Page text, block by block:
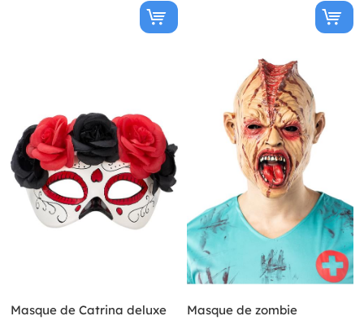
Masque de Catrina deluxe Masque de zombie